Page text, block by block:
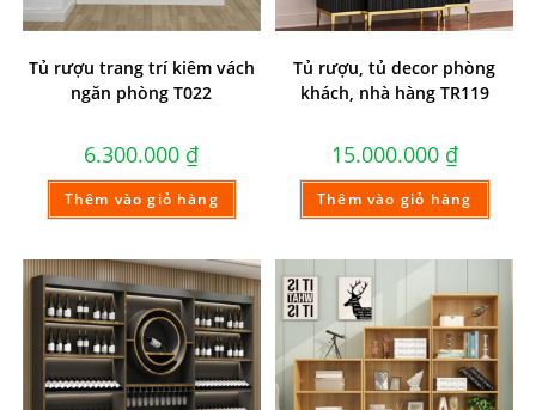
Tủ rượu trang trí kiêm vách
ngăn phòng T022
6.300.000 ₫
Thêm vào giỏ hàng
Tủ rượu, tủ decor phòng
khách, nhà hàng TR119
15.000.000 ₫
Thêm vào giỏ hàng